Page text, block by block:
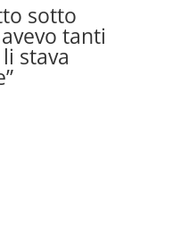
sotto
tanti
stava